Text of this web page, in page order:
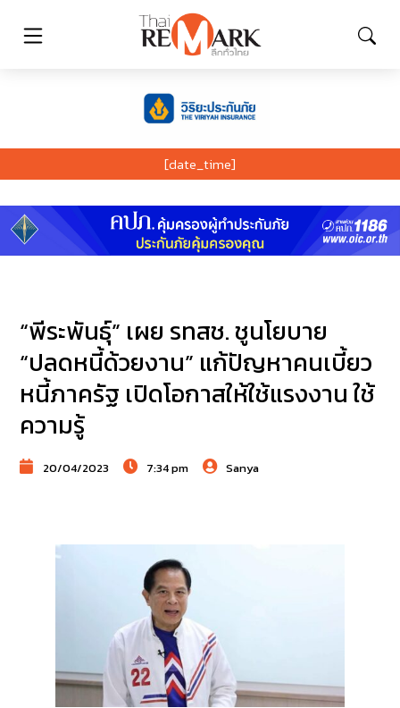
[date_time]
“พีระพันธุ์” เผย รทสช. ชูนโยบาย
“ปลดหนี้ด้วยงาน” แก้ปัญหาคนเบี้ยว
หนี้ภาครัฐ เปิดโอกาสให้ใช้แรงงาน ใช้
ความรู้
20/04/2023 7:34 pm Sanya